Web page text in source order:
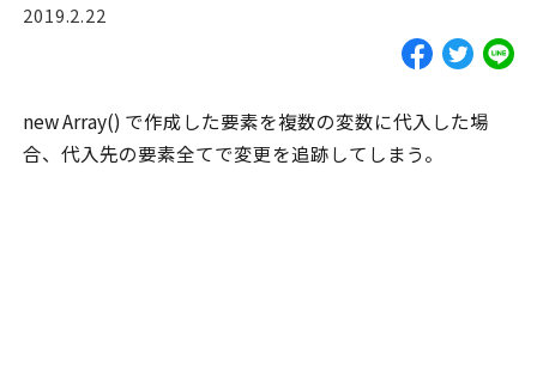
CONTACT
2019.2.22
new Array() で作成した要素を複数の変数に代入した場
合、代入先の要素全てで変更を追跡してしまう。